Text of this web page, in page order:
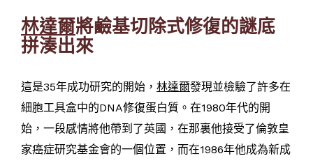
林達爾將鹼基切除式修復的謎底
拼湊出來
這是35年成功研究的開始， 林達爾發現並檢驗了許多在
細胞工具盒中的DNA修復蛋白質。在1980年代的開
始，一段感情將他帶到了英國，在那裏他接受了倫敦皇
家癌症研究基金會的一個位置，而在1986年他成為新成